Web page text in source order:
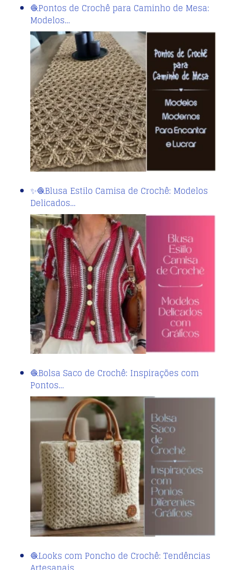
🧶Pontos de Crochê para Caminho de Mesa:
Modelos…
✨🧶Blusa Estilo Camisa de Crochê: Modelos
Delicados…
🧶Bolsa Saco de Crochê: Inspirações com
Pontos…
🧶Looks com Poncho de Crochê: Tendências